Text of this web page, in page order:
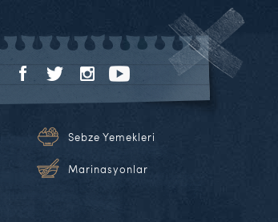
Sebze Yemekleri
Marinasyonlar